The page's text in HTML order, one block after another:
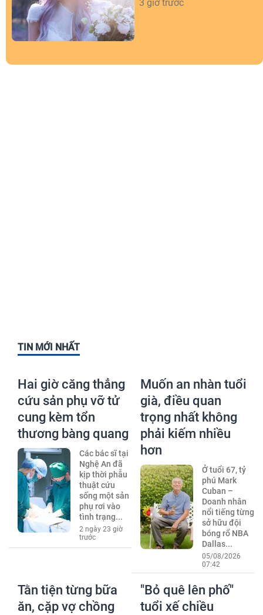
3 giờ trước
TIN MỚI NHẤT
Hai giờ căng thẳng
cứu sản phụ vỡ tử
cung kèm tổn
thương bàng quang
Các bác sĩ tại
Nghệ An đã
kịp thời phẫu
thuật cứu
sống một sản
phụ rơi vào
tình trạng...
2 ngày 23 giờ
trước
Muốn an nhàn tuổi
già, điều quan
trọng nhất không
phải kiếm nhiều
hơn
Ở tuổi 67, tỷ
phú Mark
Cuban –
Doanh nhân
nổi tiếng từng
sở hữu đội
bóng rổ NBA
Dallas...
05/08/2026
07:42
Tằn tiện từng bữa
ăn, cặp vợ chồng
"Bỏ quê lên phố"
tuổi xế chiều